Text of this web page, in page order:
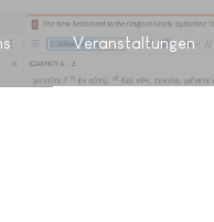
Veranstaltungen